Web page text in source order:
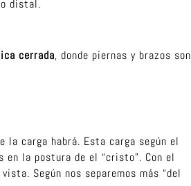
distal.
cerrada, donde piernas y brazos son
la carga habrá. Esta carga según el
la postura de el “cristo”. Con el
Según nos separemos más “del